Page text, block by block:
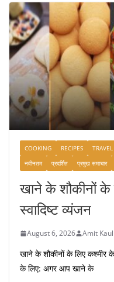
COOKING RECIPES
नवीनतम
प्रदर्शित प्रमुख समाचार
खाने के शौकीनों के
स्वादिष्ट व्यंजन
August 6, 2026 Amit Kaul
खाने के शौकीनों के लिए कश्मीर
के लिए: अगर आप खाने के